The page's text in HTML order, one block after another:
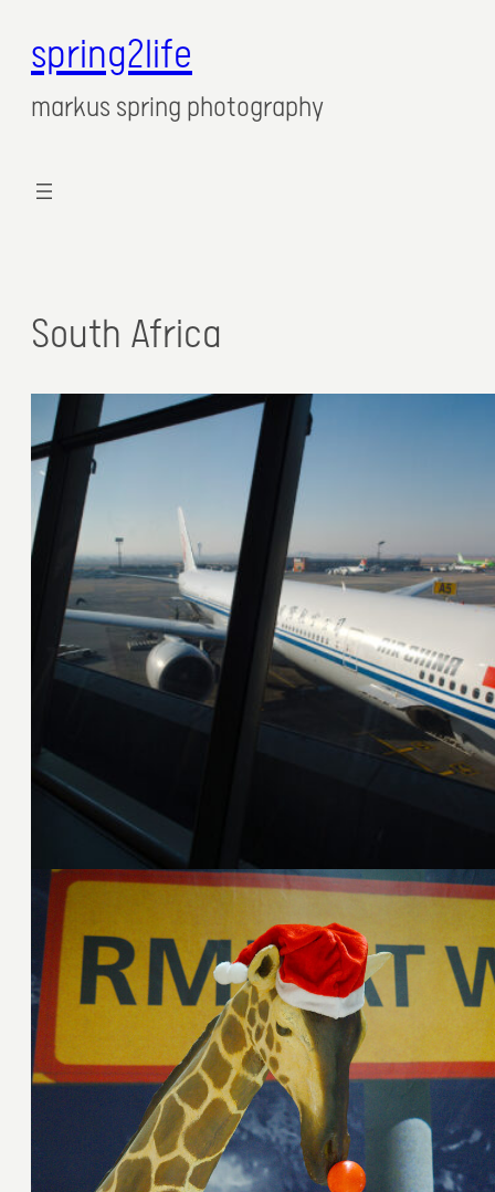
spring2life
markus spring photography
South Africa
30. Juli 2017
26. Dezember 2016